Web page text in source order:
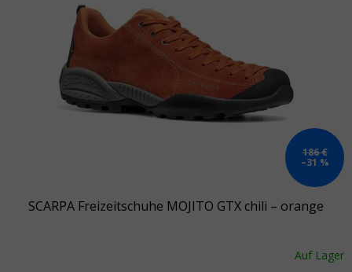
186 €
–31 %
SCARPA Freizeitschuhe MOJITO GTX chili – orange
Auf Lager